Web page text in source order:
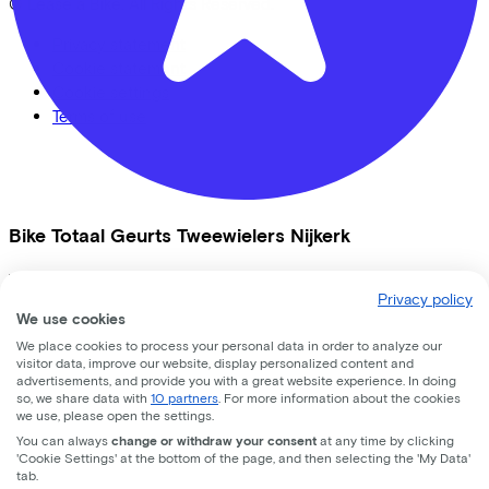
Bike Totaal Geurts Tweewielers Nijkerk
Vrijheidslaan
3861 JA Nijkerk
Privacy statement
Cookie statement
Terms of use
Privacy policy
We use cookies
We place cookies to process your personal data in order to analyze our
visitor data, improve our website, display personalized content and
advertisements, and provide you with a great website experience. In doing
so, we share data with 10 partners . For more information about the cookies
we use, please open the settings.
You can always change or withdraw your consent at any time by clicking
'Cookie Settings' at the bottom of the page, and then selecting the 'My Data'
tab.